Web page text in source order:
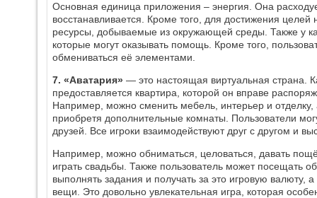
Основная единица приложения – энергия. Она
восстанавливается. Кроме того, для достижения
ресурсы, добываемые из окружающей среды. Также у
которые могут оказывать помощь. Кроме того,
обмениваться её элементами.
7. «Аватария» — это настоящая виртуальная страна.
предоставляется квартира, которой он вправе
Например, можно сменить мебель, интерьер и
приобретя дополнительные комнаты. Пользователи
друзей. Все игроки взаимодействуют друг с другом и
Например, можно обниматься, целоваться, давать
играть свадьбы. Также пользователь может посещать
выполнять задания и получать за это игровую валюту,
вещи. Это довольно увлекательная игра, которая